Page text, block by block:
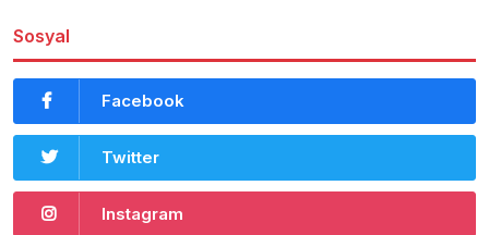
Sosyal
Facebook
Twitter
Instagram